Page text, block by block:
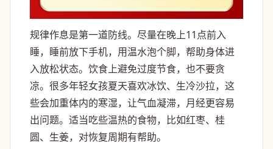
规律作息是第一道防线。尽量在晚上11点前入
睡，睡前放下手机，用温水泡个脚，帮助身体进
入放松状态。饮食上避免过度节食，也不要贪
凉。很多年轻女孩夏天喜欢冰饮、生冷沙拉，这
些会加重体内的寒湿，让气血凝滞，月经更容易
出问题。适当吃些温热的食物，比如红枣、桂
圆、生姜，对恢复周期有帮助。